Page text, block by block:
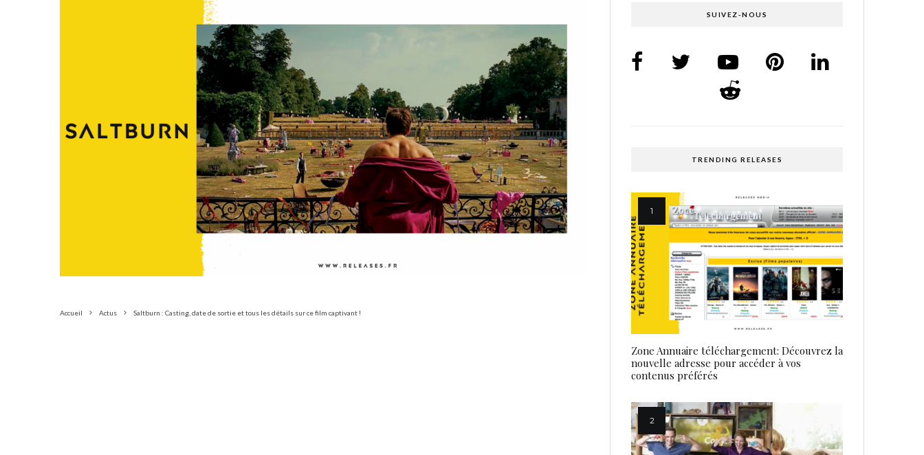
Accueil Actus Saltburn : Casting, date de sortie et tous les détails sur ce film captivant !
SUIVEZ-NOUS
TRENDING RELEASES
Zone Annuaire téléchargement: Découvrez la
nouvelle adresse pour accéder à vos
contenus préférés